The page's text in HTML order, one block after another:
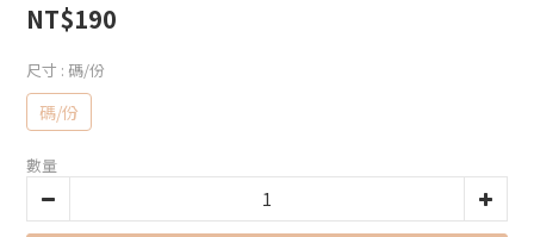
NT$190
尺寸 : 碼/份
碼/份
數量